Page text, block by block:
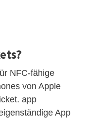
NFC-fähige
von Apple
app
App